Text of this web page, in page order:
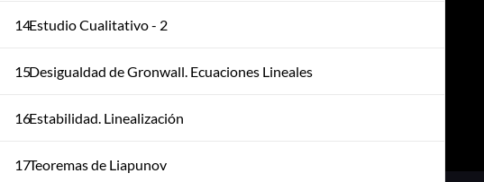
14Estudio Cualitativo - 2
15Desigualdad de Gronwall. Ecuaciones Lineales
16Estabilidad. Linealización
17Teoremas de Liapunov